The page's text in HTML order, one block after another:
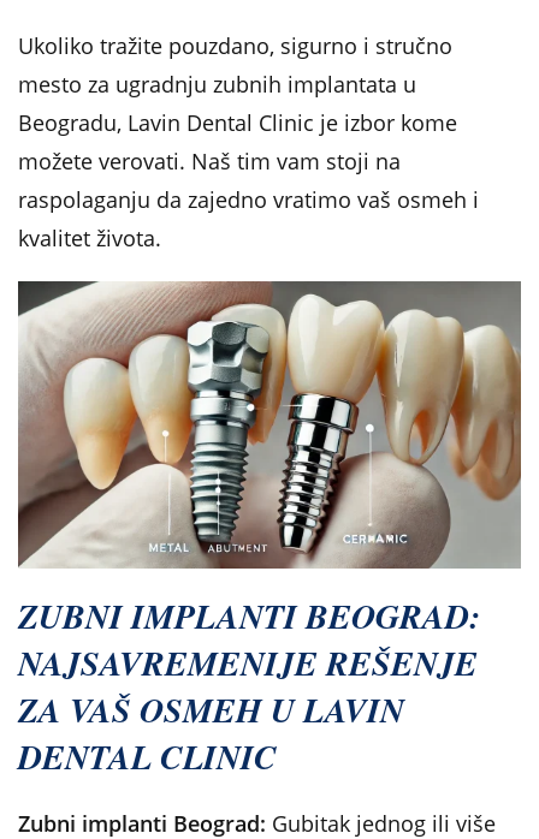
Ukoliko tražite pouzdano, sigurno i stručno
mesto za ugradnju zubnih implantata u
Beogradu, Lavin Dental Clinic je izbor kome
možete verovati. Naš tim vam stoji na
raspolaganju da zajedno vratimo vaš osmeh i
kvalitet života.
ZUBNI IMPLANTI BEOGRAD:
NAJSAVREMENIJE REŠENJE
ZA VAŠ OSMEH U LAVIN
DENTAL CLINIC
Zubni implanti Beograd: Gubitak jednog ili više